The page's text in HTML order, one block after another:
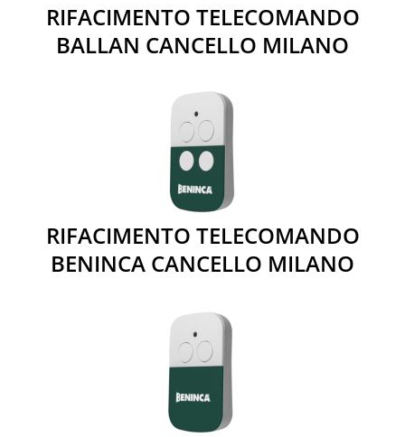
RIFACIMENTO TELECOMANDO
BALLAN CANCELLO MILANO
RIFACIMENTO TELECOMANDO
BENINCA CANCELLO MILANO